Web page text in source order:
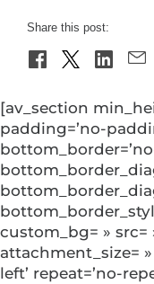
Share this post:
[av_section
padding=’no-
custom_bg= » src=
attachment_size= »
left’ repeat=’no-